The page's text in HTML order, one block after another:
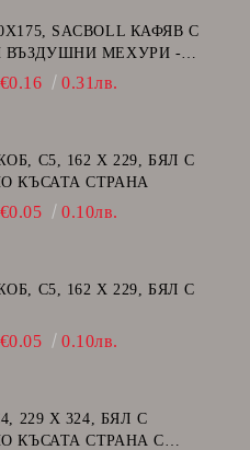
SACBOLL КАФЯВ С
ВЪЗДУШНИ МЕХУРИ -
€0.16 0.31лв.
C5, 162 Х 229, БЯЛ С
КЪСАТА СТРАНА
€0.05 0.10лв.
C5, 162 Х 229, БЯЛ С
€0.05 0.10лв.
229 Х 324, БЯЛ С
КЪСАТА СТРАНА С